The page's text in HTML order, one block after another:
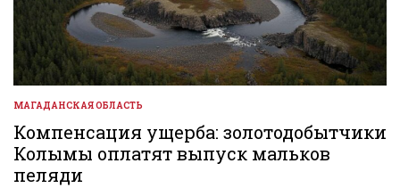
ОПУБЛИКОВАНО
В
МАГАДАНСКАЯ ОБЛАСТЬ
Компенсация ущерба: золотодобытчики
Колымы оплатят выпуск мальков
пеляди